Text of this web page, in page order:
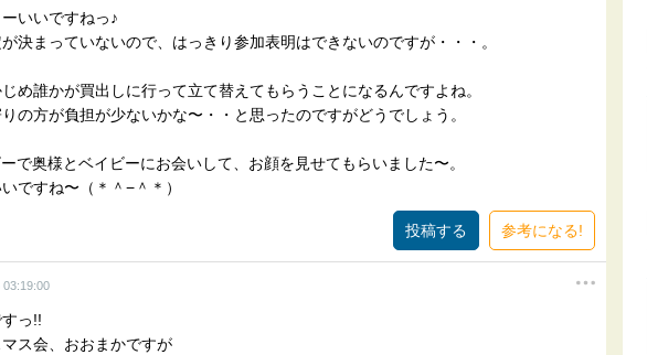
いいですねっ♪
決まっていないので、はっきり参加表明はできないのですが・・・。
め誰かが買出しに行って立て替えてもらうことになるんですよね。
の方が負担が少ないかな〜・・と思ったのですがどうでしょう。
で奥様とベイビーにお会いして、お顔を見せてもらいました〜。
ですね〜（＊＾−＾＊）
参考になる!
03:19:00
っ!!
ス会、おおまかですが